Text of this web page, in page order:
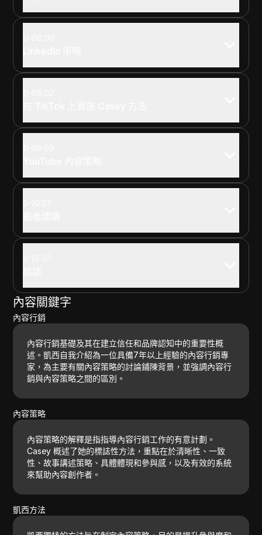
內容關鍵字
內容行銷
內容行銷基礎及其在建立信任和品牌認知中的重要性概
述。凱西自我介紹為一位具備7年以上經驗的內容行銷專
家，為主要有關內容策略的討論鋪陳背景，並強調內容行
銷與內容策略之間的區別。
內容策略
內容策略的解釋是指指導內容行銷工作的有意計劃。
Casey 概述了她的標誌性方法，重點在於清晰性、一致
性、故事講述策略、具體體現和參與感，以及有效的系統
來幫助內容創作者。
凱西方法